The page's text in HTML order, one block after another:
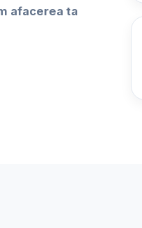
afacerea ta